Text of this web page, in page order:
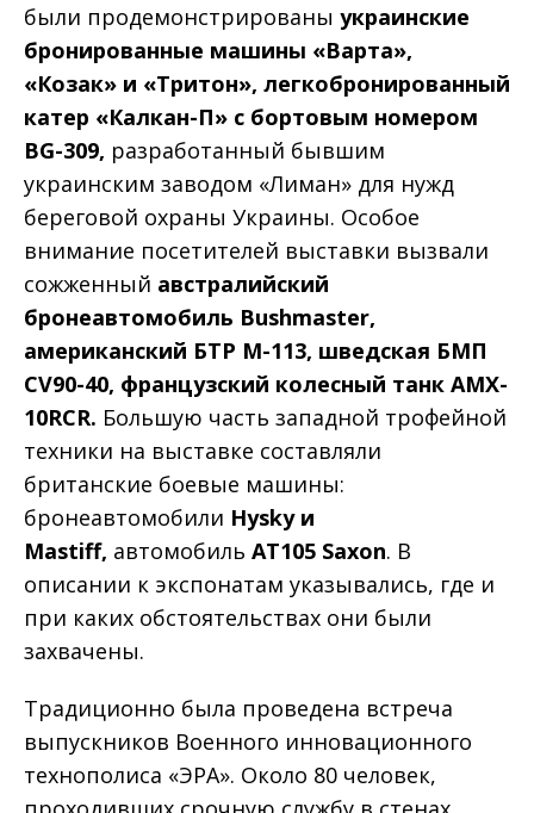
были продемонстрированы украинские
бронированные машины «Варта»,
«Козак» и «Тритон», легкобронированный
катер «Калкан-П» с бортовым номером
BG-309, разработанный бывшим
украинским заводом «Лиман» для нужд
береговой охраны Украины. Особое
внимание посетителей выставки вызвали
сожженный австралийский
бронеавтомобиль Bushmaster,
американский БТР М-113, шведская БМП
CV90-40, французский колесный танк AMX-
10RCR. Большую часть западной трофейной
техники на выставке составляли
британские боевые машины:
бронеавтомобили Hysky и
Mastiff, автомобиль АТ105 Saxon. В
описании к экспонатам указывались, где и
при каких обстоятельствах они были
захвачены.
Традиционно была проведена встреча
выпускников Военного инновационного
технополиса «ЭРА». Около 80 человек,